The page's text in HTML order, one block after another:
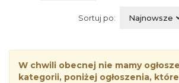
Sortuj po: Najnowsze
W chwili obecnej nie mamy
kategorii, poniżej ogłoszenia,